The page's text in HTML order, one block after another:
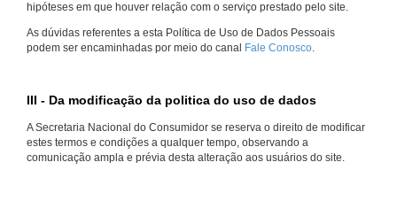
hipóteses em que houver relação com o serviço prestado pelo site.
As dúvidas referentes a esta Política de Uso de Dados Pessoais
podem ser encaminhadas por meio do canal Fale Conosco.
III - Da modificação da politica do uso de dados
A Secretaria Nacional do Consumidor se reserva o direito de modificar
estes termos e condições a qualquer tempo, observando a
comunicação ampla e prévia desta alteração aos usuários do site.